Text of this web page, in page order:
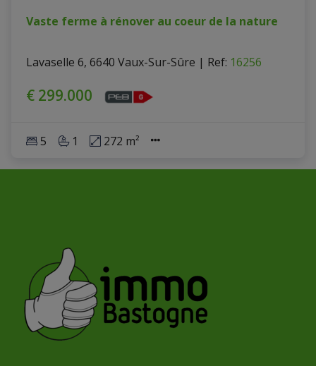
Vaste ferme à rénover au coeur de la nature
Lavaselle 6, 6640 Vaux-Sur-Sûre | Ref: 16256
€ 299.000
5 1 272 m²